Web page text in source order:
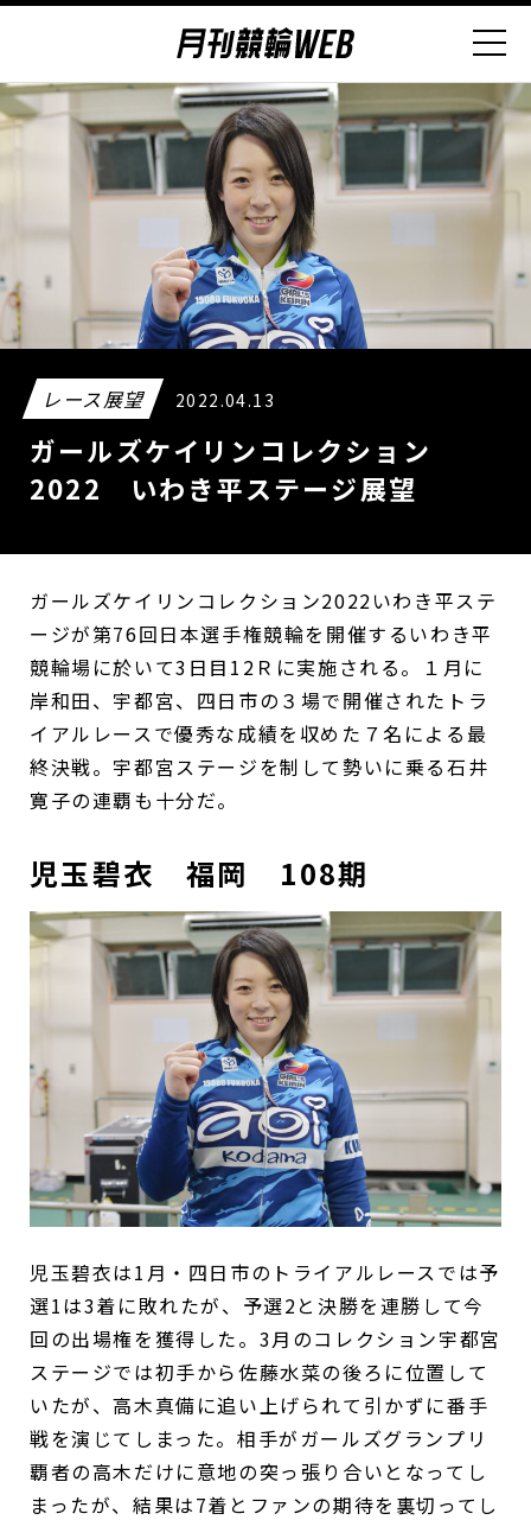
レース展望 2022.04.13
ガールズケイリンコレクション
2022 いわき平ステージ展望
ガールズケイリンコレクション2022いわき平ステ
ージが第76回日本選手権競輪を開催するいわき平
競輪場に於いて3日目12Ｒに実施される。１月に
岸和田、宇都宮、四日市の３場で開催されたトラ
イアルレースで優秀な成績を収めた７名による最
終決戦。宇都宮ステージを制して勢いに乗る石井
寛子の連覇も十分だ。
児玉碧衣 福岡 108期
児玉碧衣は1月・四日市のトライアルレースでは予
選1は3着に敗れたが、予選2と決勝を連勝して今
回の出場権を獲得した。3月のコレクション宇都宮
ステージでは初手から佐藤水菜の後ろに位置して
いたが、高木真備に追い上げられて引かずに番手
戦を演じてしまった。相手がガールズグランプリ
覇者の高木だけに意地の突っ張り合いとなってし
まったが、結果は7着とファンの期待を裏切ってし